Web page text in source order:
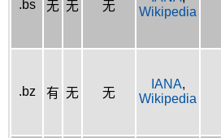
.bs 无 无 无
Wikipedia
.bz 有 无 无
IANA,
Wikipedia